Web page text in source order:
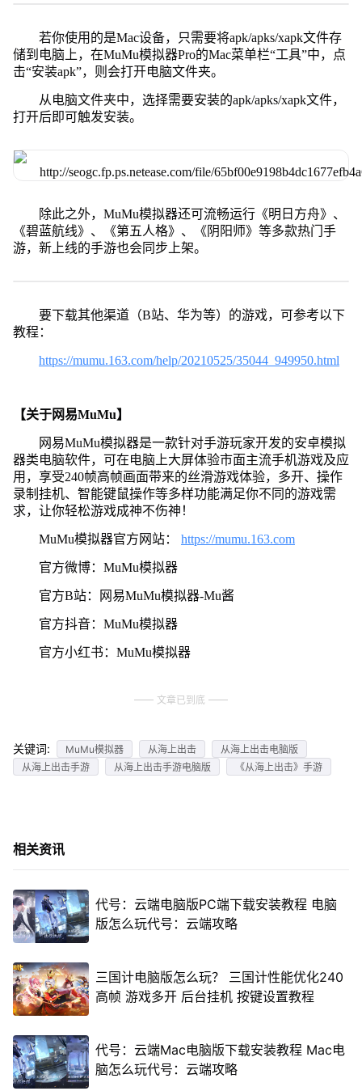
若你使用的是Mac设备，只需要将apk/apks/xapk文件存
储到电脑上，在MuMu模拟器Pro的Mac菜单栏“工具”中，点
击“安装apk”，则会打开电脑文件夹。
从电脑文件夹中，选择需要安装的apk/apks/xapk文件，
打开后即可触发安装。
除此之外，MuMu模拟器还可流畅运行《明日方舟》、
《碧蓝航线》、《第五人格》、《阴阳师》等多款热门手
游，新上线的手游也会同步上架。
要下载其他渠道（B站、华为等）的游戏，可参考以下
教程：
https://mumu.163.com/help/20210525/35044_949950.html
【关于网易MuMu】
网易MuMu模拟器是一款针对手游玩家开发的安卓模拟
器类电脑软件，可在电脑上大屏体验市面主流手机游戏及应
用，享受240帧高帧画面带来的丝滑游戏体验，多开、操作
录制挂机、智能键鼠操作等多样功能满足你不同的游戏需
求，让你轻松游戏成神不伤神！
MuMu模拟器官方网站： https://mumu.163.com
官方微博：MuMu模拟器
官方B站：网易MuMu模拟器-Mu酱
官方抖音：MuMu模拟器
官方小红书：MuMu模拟器
文章已到底
关键词: MuMu模拟器 从海上出击
从海上出击电脑版
从海上出击手游
从海上出击手游电脑版 《从海上出击》手游
相关资讯
代号：云端电脑版PC端下载安装教程 电脑
版怎么玩代号：云端攻略
三国计电脑版怎么玩？ 三国计性能优化240
高帧 游戏多开 后台挂机 按键设置教程
代号：云端Mac电脑版下载安装教程 Mac电
脑怎么玩代号：云端攻略